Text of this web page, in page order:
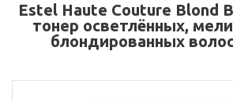
Estel Haute Couture Blond
тонер осветлённых,
блондированных